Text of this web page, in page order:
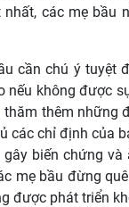
nhất, các mẹ bầu
cần chú ý tuyệt
nếu không được
thăm thêm những
các chỉ định của
gây biến chứng
mẹ bầu đừng
được phát triển